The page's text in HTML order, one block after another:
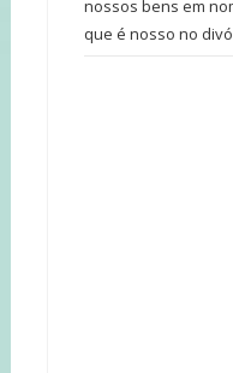
nossos bens em
que é nosso no